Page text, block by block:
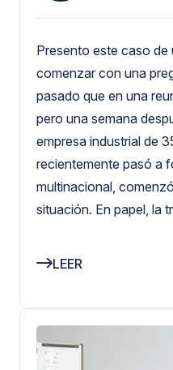
Presento este caso de
comenzar con una
pasado que en una
pero una semana
empresa industrial de
recientemente pasó a
multinacional,
situación. En papel, la
LEER